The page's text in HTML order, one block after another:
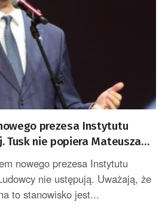
prezesa Instytutu
Tusk nie popiera Mateusza
nowego prezesa Instytutu
nie ustępują. Uważają, że
to stanowisko jest...